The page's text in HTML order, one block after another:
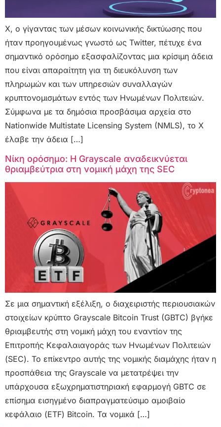
X, ο γίγαντας των μέσων κοινωνικής δικτύωσης που
ήταν προηγουμένως γνωστό ως Twitter, πέτυχε ένα
σημαντικό ορόσημο εξασφαλίζοντας μια κρίσιμη άδεια
που είναι απαραίτητη για τη διευκόλυνση των
πληρωμών και των υπηρεσιών συναλλαγών
κρυπτονομισμάτων εντός των Ηνωμένων Πολιτειών.
Σύμφωνα με τα δημόσια προσβάσιμα αρχεία στο
Nationwide Multistate Licensing System (NMLS), το X
έλαβε την άδεια […]
Νίκη ορόσημο: Η Grayscale αναδεικνύεται
θριαμβεύτρια στη νομική μάχη της SEC
Σε μια σημαντική εξέλιξη, ο διαχειριστής περιουσιακών
στοιχείων κρύπτο Grayscale Bitcoin Trust (GBTC) βγήκε
θριαμβευτής στη νομική μάχη του εναντίον της
Επιτροπής Κεφαλαιαγοράς των Ηνωμένων Πολιτειών
(SEC). Το επίκεντρο αυτής της νομικής διαμάχης ήταν η
προσπάθεια της Grayscale να μετατρέψει την
υπάρχουσα εξωχρηματιστηριακή εφαρμογή GBTC σε
επίσημα εισηγμένο διαπραγματεύσιμο αμοιβαίο
κεφάλαιο (ETF) Bitcoin. Τα νομικά […]